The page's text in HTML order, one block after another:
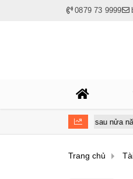
0879 73 9999
gần 120 tỷ sau nửa năm
Trang chủ